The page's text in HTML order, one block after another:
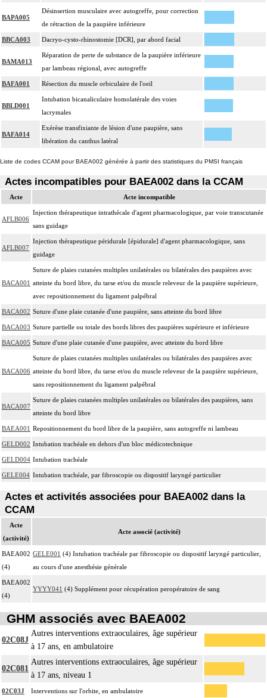
BAPA005
Désinsertion musculaire avec autogreffe, pour correction
de rétraction de la paupière inférieure
BBCA003 Dacryo-cysto-rhinostomie [DCR], par abord facial
BAMA013
Réparation de perte de substance de la paupière inférieure
par lambeau régional, avec autogreffe
BAFA001 Résection du muscle orbiculaire de l'oeil
BBLD001
Intubation bicanaliculaire homolatérale des voies
lacrymales
BAFA014
Exérèse transfixiante de lésion d'une paupière, sans
libération du canthus latéral
Liste de codes CCAM pour BAEA002 générée à partir des statistiques du PMSI français
Actes incompatibles pour BAEA002 dans la CCAM
Acte Acte incompatible
AFLB006
Injection thérapeutique intrathécale d'agent pharmacologique, par voie transcutanée
sans guidage
AFLB007
Injection thérapeutique péridurale [épidurale] d'agent pharmacologique, sans
guidage
BACA001
Suture de plaies cutanées multiples unilatérales ou bilatérales des paupières avec
atteinte du bord libre, du tarse et/ou du muscle releveur de la paupière supérieure,
avec repositionnement du ligament palpébral
BACA002 Suture d'une plaie cutanée d'une paupière, sans atteinte du bord libre
BACA003 Suture partielle ou totale des bords libres des paupières supérieure et inférieure
BACA005 Suture d'une plaie cutanée d'une paupière, avec atteinte du bord libre
BACA006
Suture de plaies cutanées multiples unilatérales ou bilatérales des paupières avec
atteinte du bord libre, du tarse et/ou du muscle releveur de la paupière supérieure,
sans repositionnement du ligament palpébral
BACA007
Suture de plaies cutanées multiples unilatérales ou bilatérales des paupières, sans
atteinte du bord libre
BAEA001 Repositionnement du bord libre de la paupière, sans autogreffe ni lambeau
GELD002 Intubation trachéale en dehors d'un bloc médicotechnique
GELD004 Intubation trachéale
GELE004 Intubation trachéale, par fibroscopie ou dispositif laryngé particulier
Actes et activités associées pour BAEA002 dans la
CCAM
Acte
(activité)
Acte associé (activité)
BAEA002
(4)
GELE001 (4) Intubation trachéale par fibroscopie ou dispositif laryngé particulier,
au cours d'une anesthésie générale
BAEA002
(4)
YYYY041 (4) Supplément pour récupération peropératoire de sang
GHM associés avec BAEA002
02C08J
Autres interventions extraoculaires, âge supérieur
à 17 ans, en ambulatoire
02C081
Autres interventions extraoculaires, âge supérieur
à 17 ans, niveau 1
02C03J Interventions sur l'orbite, en ambulatoire